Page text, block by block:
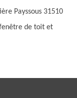
Payssous 31510
de toit et